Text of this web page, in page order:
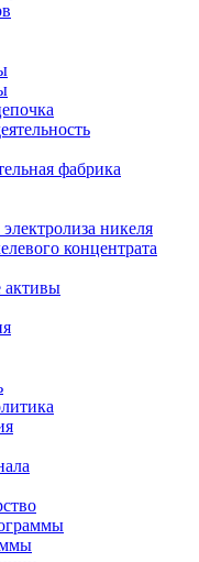
фабрика
никеля
концентрата
активы